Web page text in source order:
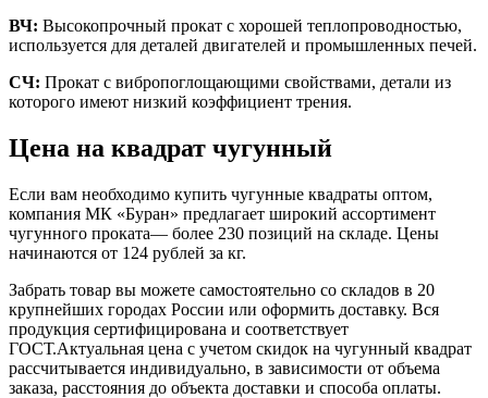
ВЧ: Высокопрочный прокат с хорошей теплопроводностью,
используется для деталей двигателей и промышленных печей.
СЧ: Прокат с вибропоглощающими свойствами, детали из
которого имеют низкий коэффициент трения.
Цена на квадрат чугунный
Если вам необходимо купить чугунные квадраты оптом,
компания МК «Буран» предлагает широкий ассортимент
чугунного проката— более 230 позиций на складе. Цены
начинаются от 124 рублей за кг.
Забрать товар вы можете самостоятельно со складов в 20
крупнейших городах России или оформить доставку. Вся
продукция сертифицирована и соответствует
ГОСТ.Актуальная цена с учетом скидок на чугунный квадрат
рассчитывается индивидуально, в зависимости от объема
заказа, расстояния до объекта доставки и способа оплаты.